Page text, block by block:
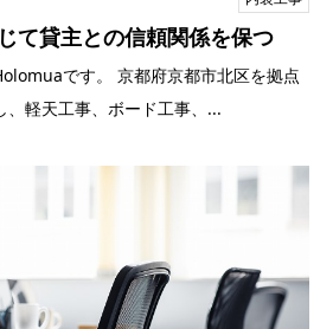
て貸主との信頼関係を保つ
です。 京都府京都市北区を拠点
、軽天工事、ボード工事、...